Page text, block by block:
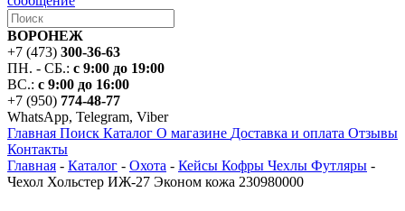
ВОРОНЕЖ
+7 (473) 300-36-63
ПН. - СБ.: с 9:00 до 19:00
ВС.: с 9:00 до 16:00
+7 (950) 774-48-77
WhatsApp, Telegram, Viber
Главная Поиск Каталог О магазине Доставка и оплата Отзывы
Контакты
Главная - Каталог - Охота - Кейсы Кофры Чехлы Футляры -
Чехол Хольстер ИЖ-27 Эконом кожа 230980000